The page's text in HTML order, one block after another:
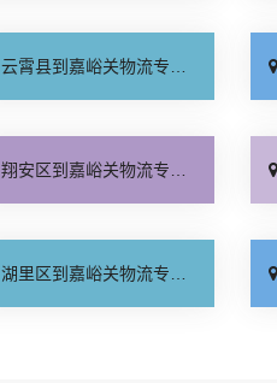
云霄县到嘉峪关物流专线_全程无虑「托运放心」
翔安区到嘉峪关物流专线_一站直达「来电咨询」
湖里区到嘉峪关物流专线_损坏理赔「全程直达」